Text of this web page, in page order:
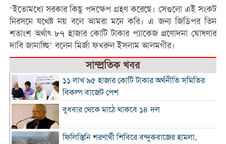
‘ইতোমধ্যে সরকার কিছু পদক্ষেপ গ্রহণ করেছে। সেগুলো এই সংকট
নিরসনে যথেষ্ট নয় বলে আমরা মনে করি। এ জন্য জিডিপর তিন
শতাংশ অর্থাৎ ৮৭ হাজার কোটি টাকার প্যাকেজ প্রণোদনা ঘোষণার
দাবি জানাচ্ছি’ বলেন মির্জা ফখরুল ইসলাম আলমগীর।
সাম্প্রতিক খবর
১১ লাখ ৯৫ হাজার কোটি টাকার অর্থনীতি সমিতির
বিকল্প বাজেট পেশ
বুধবার থেকে মাঠে থাকবে ১৪ দল
ফিলিস্তিনি শরণার্থী শিবিরে বন্দুকবাজের হামলা,